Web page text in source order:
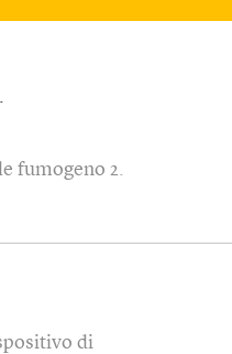
fumogeno 2.
di